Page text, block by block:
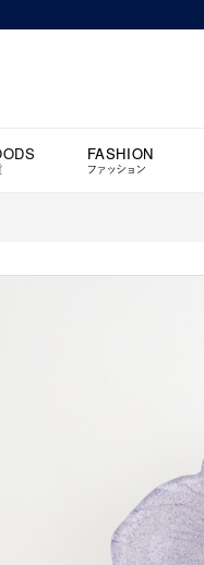
FASHION
ファッション